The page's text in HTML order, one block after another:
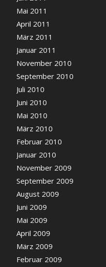
Mai 2011
April 2011
März 2011
Januar 2011
November 2010
September 2010
Juli 2010
Juni 2010
Mai 2010
März 2010
Februar 2010
Januar 2010
November 2009
September 2009
August 2009
Juni 2009
Mai 2009
April 2009
März 2009
Februar 2009